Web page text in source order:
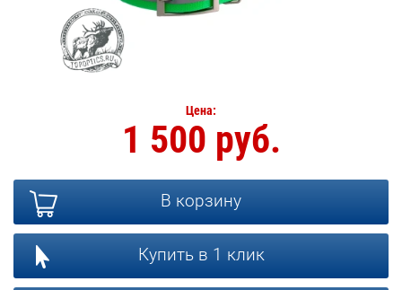
Цена:
1 500 руб.
В корзину
Купить в 1 клик